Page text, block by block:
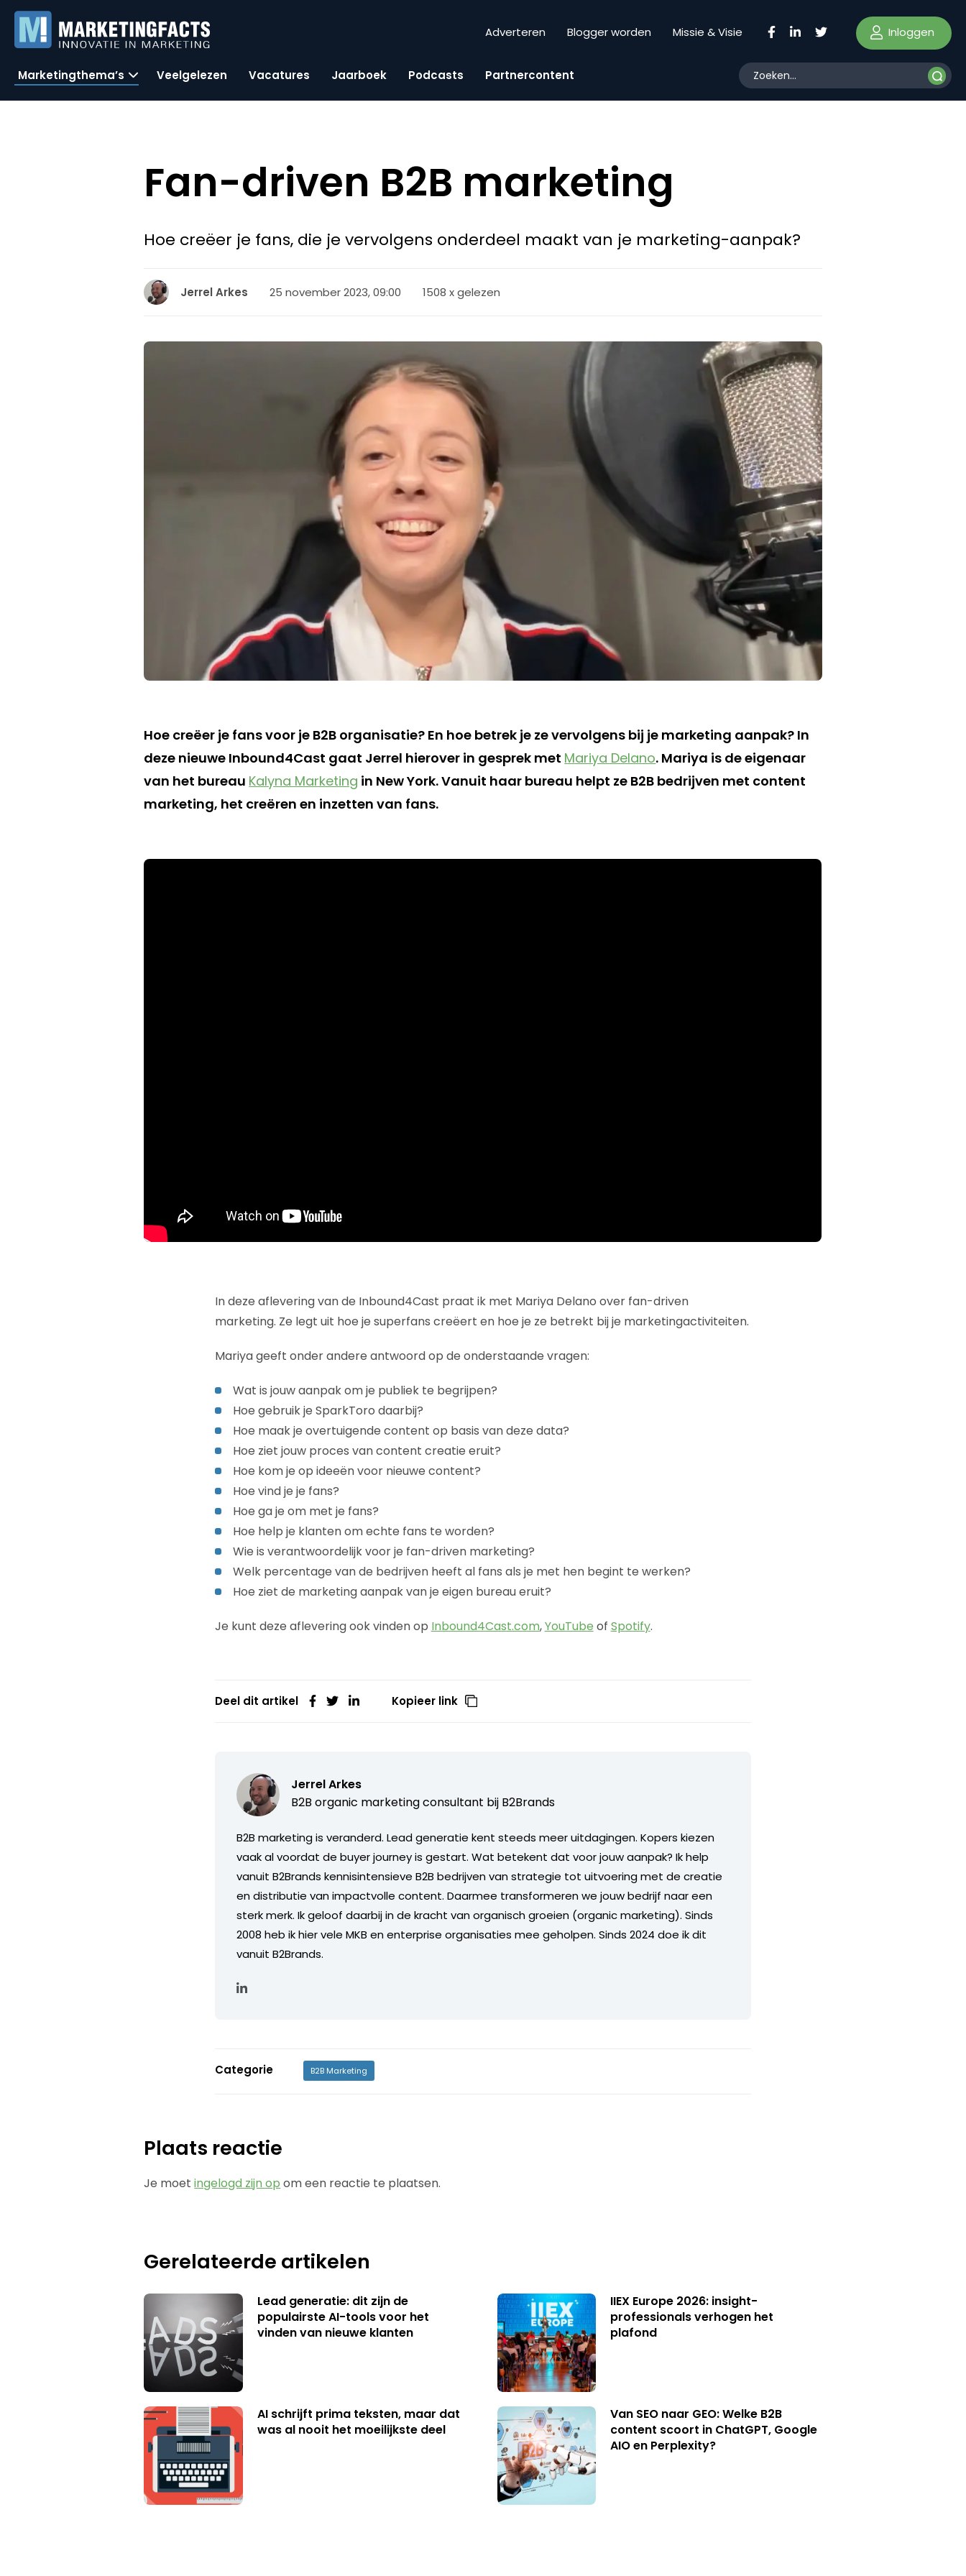
Adverteren Blogger worden Missie & Visie Inloggen
Marketingthema’s Veelgelezen Vacatures Jaarboek Podcasts Partnercontent
Fan-driven B2B marketing
Hoe creëer je fans, die je vervolgens onderdeel maakt van je marketing-aanpak?
Jerrel Arkes 25 november 2023, 09:00 1508 x gelezen
Hoe creëer je fans voor je B2B organisatie? En hoe betrek je ze vervolgens bij je marketing aanpak? In
deze nieuwe Inbound4Cast gaat Jerrel hierover in gesprek met Mariya Delano. Mariya is de eigenaar
van het bureau Kalyna Marketing in New York. Vanuit haar bureau helpt ze B2B bedrijven met content
marketing, het creëren en inzetten van fans.
In deze aflevering van de Inbound4Cast praat ik met Mariya Delano over fan-driven
marketing. Ze legt uit hoe je superfans creëert en hoe je ze betrekt bij je marketingactiviteiten.
Mariya geeft onder andere antwoord op de onderstaande vragen:
Wat is jouw aanpak om je publiek te begrijpen?
Hoe gebruik je SparkToro daarbij?
Hoe maak je overtuigende content op basis van deze data?
Hoe ziet jouw proces van content creatie eruit?
Hoe kom je op ideeën voor nieuwe content?
Hoe vind je je fans?
Hoe ga je om met je fans?
Hoe help je klanten om echte fans te worden?
Wie is verantwoordelijk voor je fan-driven marketing?
Welk percentage van de bedrijven heeft al fans als je met hen begint te werken?
Hoe ziet de marketing aanpak van je eigen bureau eruit?
Je kunt deze aflevering ook vinden op Inbound4Cast.com,YouTube of Spotify.
Deel dit artikel Kopieer link
Jerrel Arkes
B2B organic marketing consultant bij B2Brands
B2B marketing is veranderd. Lead generatie kent steeds meer uitdagingen. Kopers kiezen
vaak al voordat de buyer journey is gestart. Wat betekent dat voor jouw aanpak? Ik help
vanuit B2Brands kennisintensieve B2B bedrijven van strategie tot uitvoering met de creatie
en distributie van impactvolle content. Daarmee transformeren we jouw bedrijf naar een
sterk merk. Ik geloof daarbij in de kracht van organisch groeien (organic marketing). Sinds
2008 heb ik hier vele MKB en enterprise organisaties mee geholpen. Sinds 2024 doe ik dit
vanuit B2Brands.
Categorie B2B Marketing
Plaats reactie
Je moetingelogd zijn op om een reactie te plaatsen.
Gerelateerde artikelen
Lead generatie: dit zijn de
populairste AI-tools voor het
vinden van nieuwe klanten
IIEX Europe 2026: insight-
professionals verhogen het
plafond
AI schrijft prima teksten, maar dat
was al nooit het moeilijkste deel
Van SEO naar GEO: Welke B2B
content scoort in ChatGPT, Google
AIO en Perplexity?